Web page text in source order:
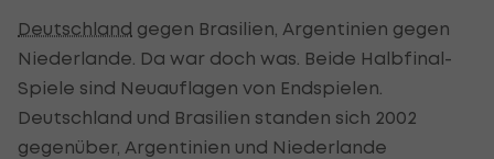
Deutschland gegen Brasilien, Argentinien gegen
Niederlande. Da war doch was. Beide Halbfinal-
Spiele sind Neuauflagen von Endspielen.
Deutschland und Brasilien standen sich 2002
gegenüber, Argentinien und Niederlande